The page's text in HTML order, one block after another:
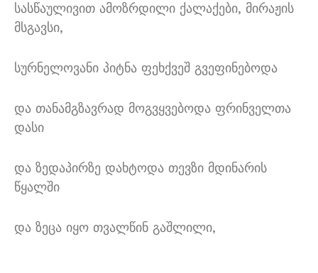
სასწაულივით ამოზრდილი ქალაქები, მირაჟის
მსგავსი,
სურნელოვანი პიტნა ფეხქვეშ გვეფინებოდა
და თანამგზავრად მოგვყვებოდა ფრინველთა
დასი
და ზედაპირზე დახტოდა თევზი მდინარის
წყალში
და ზეცა იყო თვალწინ გაშლილი,